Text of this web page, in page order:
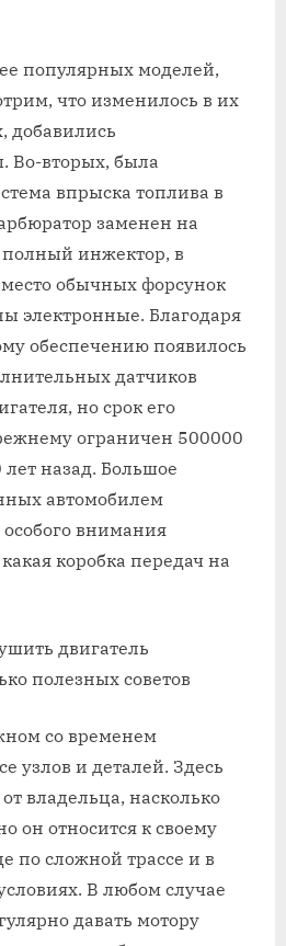
популярных моделей,
что изменилось в их
добавились
Во-вторых, была
впрыска топлива в
заменен на
инжектор, в
обычных форсунок
электронные. Благодаря
обеспечению появилось
датчиков
но срок его
ограничен 500000
назад. Большое
автомобилем
особого внимания
коробка передач на
со временем
узлов и деталей. Здесь
владельца, насколько
он относится к своему
по сложной трассе и в
В любом случае
давать мотору